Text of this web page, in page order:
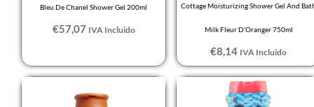
Bleu De Chanel Shower Gel 200ml
€57,07 IVA Incluido
Cottage Moisturizing Shower Gel And
Milk Fleur D’Oranger 750ml
€8,14 IVA Incluido